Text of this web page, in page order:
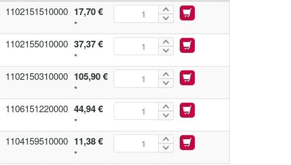
1102151510000 17,70 €
*
1102155010000 37,37 €
*
1102150310000 105,90 €
*
1106151220000 44,94 €
*
1104159510000 11,38 €
*